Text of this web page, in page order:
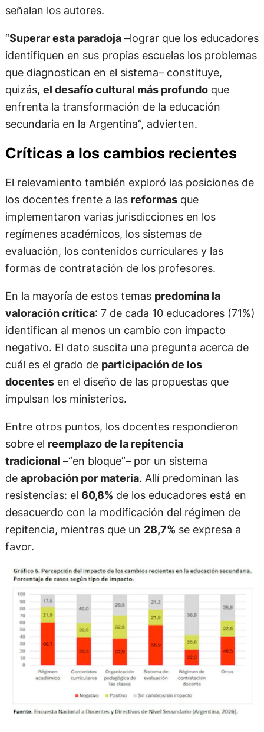
señalan los autores.
“Superar esta paradoja–lograr que los educadores
identifiquen en sus propias escuelas los problemas
que diagnostican en el sistema– constituye,
quizás, el desafío cultural más profundoque
enfrenta la transformación de la educación
secundaria en la Argentina”, advierten.
Críticas a los cambios recientes
El relevamiento también exploró las posiciones de
los docentes frente a las reformasque
implementaron varias jurisdicciones en los
regímenes académicos, los sistemas de
evaluación, los contenidos curriculares y las
formas de contratación de los profesores.
En la mayoría de estos temas predomina la
valoración crítica: 7 de cada 10 educadores (71%)
identifican al menos un cambio con impacto
negativo. El dato suscita una pregunta acerca de
cuál es el grado de participación de los
docentesen el diseño de las propuestas que
impulsan los ministerios.
Entre otros puntos, los docentes respondieron
sobre el reemplazo de la repitencia
tradicional –“en bloque”– por un sistema
de aprobación por materia. Allí predominan las
resistencias: el 60,8% de los educadores está en
desacuerdo con la modificación del régimen de
repitencia, mientras que un 28,7% se expresa a
favor.